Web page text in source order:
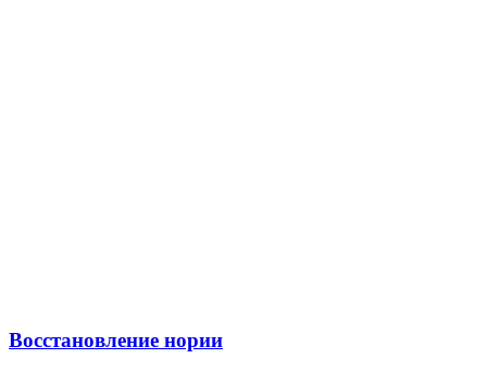
Восстановление нории